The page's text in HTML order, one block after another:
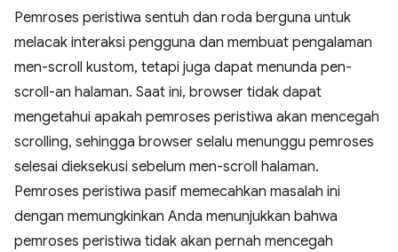
Pemroses peristiwa sentuh dan roda berguna untuk
melacak interaksi pengguna dan membuat pengalaman
men-scroll kustom, tetapi juga dapat menunda pen-
scroll-an halaman. Saat ini, browser tidak dapat
mengetahui apakah pemroses peristiwa akan mencegah
scrolling, sehingga browser selalu menunggu pemroses
selesai dieksekusi sebelum men-scroll halaman.
Pemroses peristiwa pasif memecahkan masalah ini
dengan memungkinkan Anda menunjukkan bahwa
pemroses peristiwa tidak akan pernah mencegah